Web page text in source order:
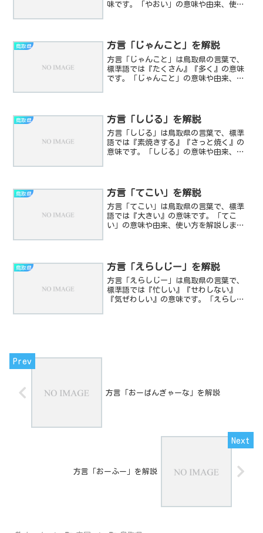
味です。「やおい」の意味や由来、使い
鳥取県 方言「じゃんこと」を解説
方言「じゃんこと」は鳥取県の言葉で、
標準語では『たくさん』『多く』の意味
です。「じゃんこと」の意味や由来、使
鳥取県 方言「しじる」を解説
方言「しじる」は鳥取県の言葉で、標準
語では『素焼きする』『さっと焼く』の
意味です。「しじる」の意味や由来、使
鳥取県 方言「てこい」を解説
方言「てこい」は鳥取県の言葉で、標準
語では『大きい』の意味です。「てこ
い」の意味や由来、使い方を解説しま
鳥取県 方言「えらしじー」を解説
方言「えらしじー」は鳥取県の言葉で、
標準語では『忙しい』『せわしない』
『気ぜわしい』の意味です。「えらしじ
方言「おーばんぎゃーな」を解説
方言「おーふー」を解説